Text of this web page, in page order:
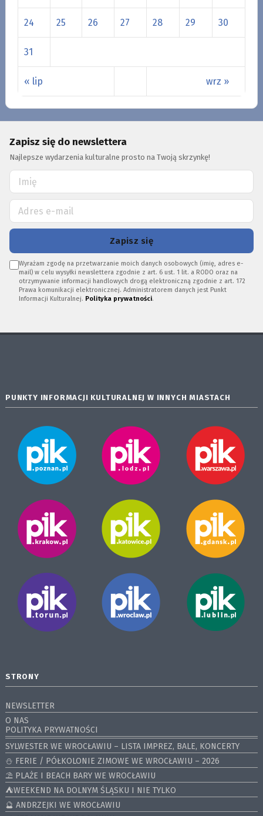
« lip wrz »
24 25 26 27 28 29 30
31
Zapisz się do newslettera
Najlepsze wydarzenia kulturalne prosto na Twoją skrzynkę!
Zapisz się
Wyrażam zgodę na przetwarzanie moich danych osobowych (imię, adres e-
mail) w celu wysyłki newslettera zgodnie z art. 6 ust. 1 lit. a RODO oraz na
otrzymywanie informacji handlowych drogą elektroniczną zgodnie z art. 172
Prawa komunikacji elektronicznej. Administratorem danych jest Punkt
Informacji Kulturalnej. Polityka prywatności.
PUNKTY INFORMACJI KULTURALNEJ W INNYCH MIASTACH
STRONY
NEWSLETTER
O NAS
POLITYKA PRYWATNOŚCI
SYLWESTER WE WROCŁAWIU – LISTA IMPREZ, BALE, KONCERTY
⛄️ FERIE / PÓŁKOLONIE ZIMOWE WE WROCŁAWIU – 2026
⛱️ PLAŻE I BEACH BARY WE WROCŁAWIU
⛺️WEEKEND NA DOLNYM ŚLĄSKU I NIE TYLKO
🔮 ANDRZEJKI WE WROCŁAWIU